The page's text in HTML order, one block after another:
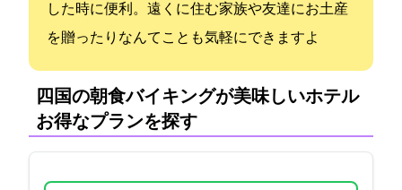
した時に便利。遠くに住む家族や友達にお土産
を贈ったりなんてことも気軽にできますよ
四国の朝食バイキングが美味しいホテル:
お得なプランを探す